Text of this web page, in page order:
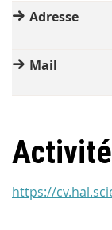
Adresse
Mail
https://